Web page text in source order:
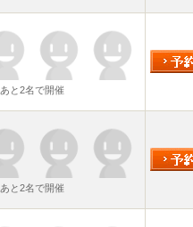
あと2名で開催
あと2名で開催